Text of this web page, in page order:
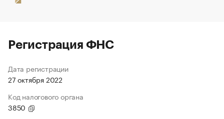
Регистрация ФНС
Дата регистрации
27 октября 2022
Код налогового органа
3850